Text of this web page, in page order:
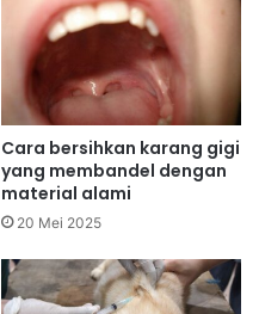
Cara bersihkan karang gigi
yang membandel dengan
material alami
20 Mei 2025